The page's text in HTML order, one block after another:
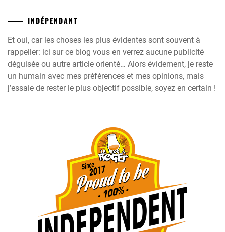
INDÉPENDANT
Et oui, car les choses les plus évidentes sont souvent à
rappeller: ici sur ce blog vous en verrez aucune publicité
déguisée ou autre article orienté… Alors évidement, je reste
un humain avec mes préférences et mes opinions, mais
j’essaie de rester le plus objectif possible, soyez en certain !